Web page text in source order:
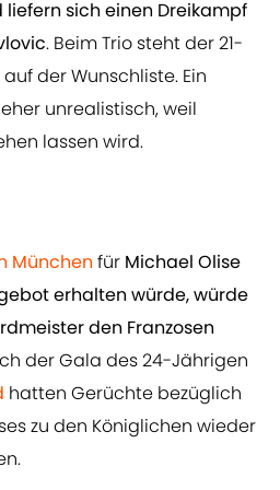
sich einen Dreikampf
. Beim Trio steht der 21-
der Wunschliste. Ein
unrealistisch, weil
lassen wird.
München für Michael Olise
erhalten würde, würde
den Franzosen
der Gala des 24-Jährigen
hatten Gerüchte bezüglich
zu den Königlichen wieder